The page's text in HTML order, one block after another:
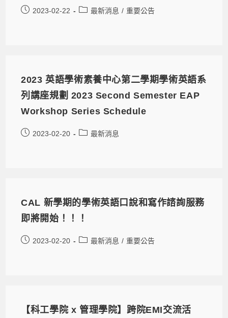
2023-02-22 最新消息 / 重要公告
2023 英語學術素養中心第二學期學術英語系
列講座規劃 2023 Second Semester EAP
Workshop Series Schedule
2023-02-20 最新消息
CAL 新學期的學術英語口說和寫作諮詢服務
即將開始！！！
2023-02-20 最新消息 / 重要公告
【科工學院 x 管理學院】跨院EMI交流活